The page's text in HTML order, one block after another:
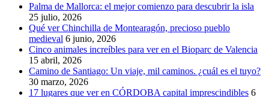
Palma de Mallorca: el mejor comienzo para descubrir la isla
25 julio, 2026
Qué ver Chinchilla de Montearagón, precioso pueblo
medieval 6 junio, 2026
Cinco animales increíbles para ver en el Bioparc de Valencia
15 abril, 2026
Camino de Santiago: Un viaje, mil caminos. ¿cuál es el tuyo?
30 marzo, 2026
17 lugares que ver en CÓRDOBA capital imprescindibles 6